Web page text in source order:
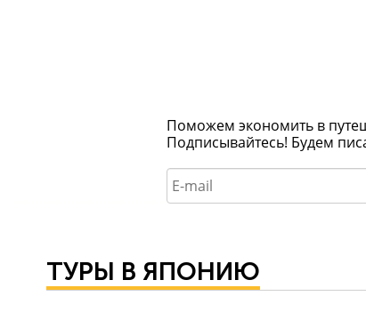
Поможем экономить в
Подписывайтесь! Будем
ТУРЫ В ЯПОНИЮ